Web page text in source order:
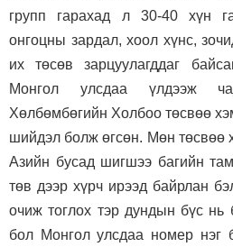
групп гарахад л 30-40 хүн
онгоцны зардал, хоол хүнс,
их төсөв зарцуулагддаг
Монгол улсдаа үлдээж
Хөлбөмбөгийн Холбоо төсвөө
шийдэл болж өгсөн. Мөн төсвөө
Азийн бусад шигшээ багийн
төв дээр хүрч ирээд байрлан
очиж тоглох тэр дундын бүс нь
бол Монгол улсдаа номер нэг